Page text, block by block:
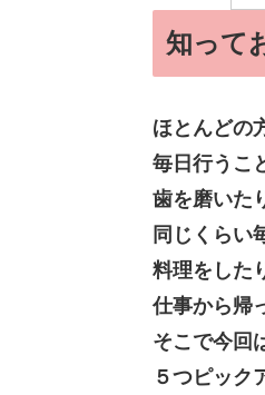
知って
ほとんどの
毎日行うこ
歯を磨いた
同じくらい
料理をした
仕事から帰
そこで今回
５つピック